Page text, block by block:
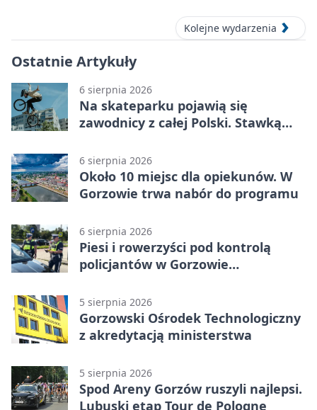
Kolejne wydarzenia
Ostatnie Artykuły
6 sierpnia 2026
Na skateparku pojawią się
zawodnicy z całej Polski. Stawką
6 sierpnia 2026
Około 10 miejsc dla opiekunów. W
Gorzowie trwa nabór do programu
6 sierpnia 2026
Piesi i rowerzyści pod kontrolą
policjantów w Gorzowie
5 sierpnia 2026
Gorzowski Ośrodek Technologiczny
z akredytacją ministerstwa
5 sierpnia 2026
Spod Areny Gorzów ruszyli najlepsi.
Lubuski etap Tour de Pologne